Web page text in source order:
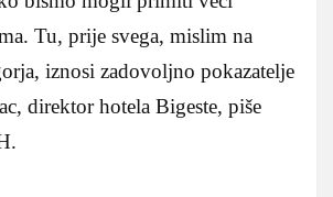
Tu, prije svega, mislim na
iznosi zadovoljno pokazatelje
direktor hotela Bigeste, piše